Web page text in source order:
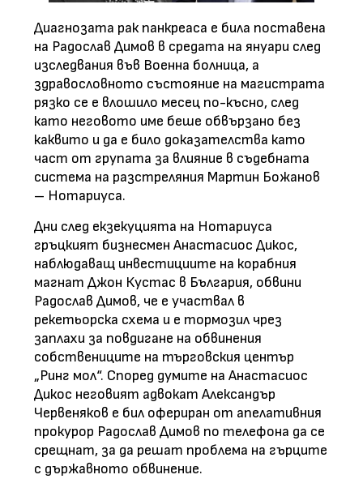
Диагнозата рак панкреаса е била поставена
на Радослав Димов в средата на януари след
изследвания във Военна болница, а
здравословното състояние на магистрата
рязко се е влошило месец по-късно, след
като неговото име беше обвързано без
каквито и да е било доказателства като
част от групата за влияние в съдебната
система на разстреляния Мартин Божанов
– Нотариуса.
Дни след екзекуцията на Нотариуса
гръцкият бизнесмен Анастасиос Дикос,
наблюдаващ инвестициите на корабния
магнат Джон Кустас в България, обвини
Радослав Димов, че е участвал в
рекетьорска схема и е тормозил чрез
заплахи за повдигане на обвинения
собствениците на търговския център
„Ринг мол“. Според думите на Анастасиос
Дикос неговият адвокат Александър
Червеняков е бил офериран от апелативния
прокурор Радослав Димов по телефона да се
срещнат, за да решат проблема на гърците
с държавното обвинение.